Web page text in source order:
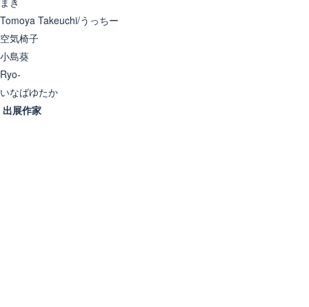
Tomoya Takeuchi/うっちー
空気椅子
小島葵
Ryo-
いなばゆたか
出展作家